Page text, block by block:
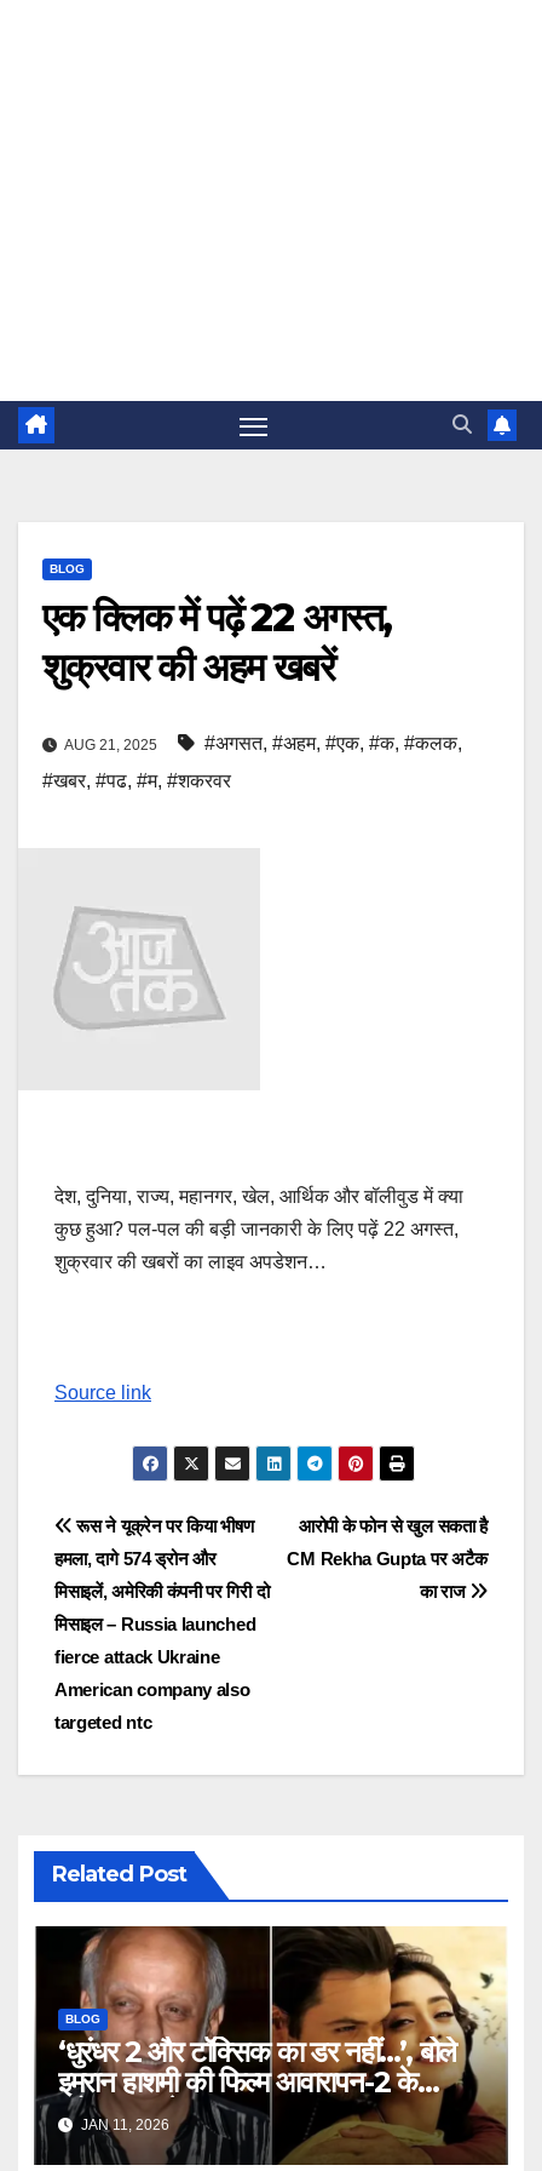
BLOG
एक क्लिक में पढ़ें 22 अगस्त,
शुक्रवार की अहम खबरें
AUG 21, 2025 #अगसत, #अहम, #एक, #क, #कलक,
#खबर, #पढ, #म, #शकरवर
देश, दुनिया, राज्य, महानगर, खेल, आर्थिक और बॉलीवुड में क्या
कुछ हुआ? पल-पल की बड़ी जानकारी के लिए पढ़ें 22 अगस्त,
शुक्रवार की खबरों का लाइव अपडेशन…
Source link
Post
navigation
आरोपी के फोन से खुल सकता है
CM Rekha Gupta पर अटैक
का राज
रूस ने यूक्रेन पर किया भीषण
हमला, दागे 574 ड्रोन और
मिसाइलें, अमेरिकी कंपनी पर गिरी दो
मिसाइल – Russia launched
fierce attack Ukraine
American company also
targeted ntc
Related Post
BLOG
‘धुरंधर 2 और टॉक्सिक का डर नहीं…’, बोले
इमरान हाशमी की फिल्म आवारापन-2 के
प्रोड्यूसर मुकेश भट्ट – Mukesh
Bhatt on Emraan Hashmi
JAN 11, 2026